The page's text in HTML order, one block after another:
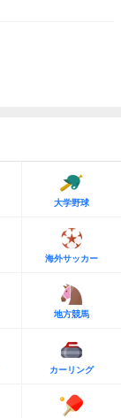
大学野球
海外サッカー
地方競馬
カーリング